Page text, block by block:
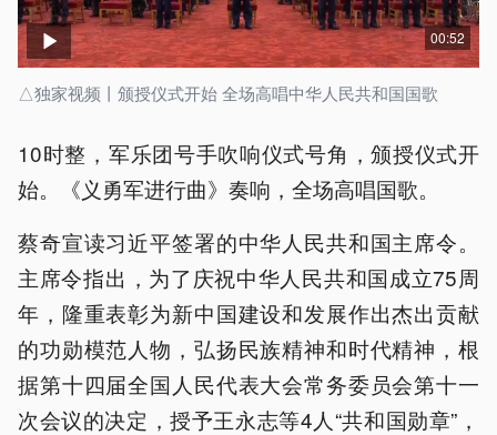
00:52
△独家视频丨颁授仪式开始 全场高唱中华人民共和国国歌
10时整，军乐团号手吹响仪式号角，颁授仪式开
始。《义勇军进行曲》奏响，全场高唱国歌。
蔡奇宣读习近平签署的中华人民共和国主席令。
主席令指出，为了庆祝中华人民共和国成立75周
年，隆重表彰为新中国建设和发展作出杰出贡献
的功勋模范人物，弘扬民族精神和时代精神，根
据第十四届全国人民代表大会常务委员会第十一
次会议的决定，授予王永志等4人“共和国勋章”，